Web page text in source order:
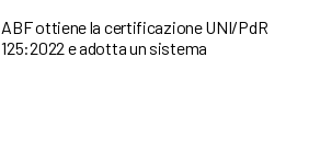
ABF ottiene la certificazione UNI/PdR
125:2022 e adotta un sistema